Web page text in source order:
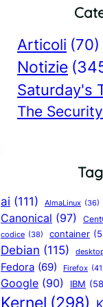
Articoli (70)
Notizie
Saturday's
The
ai (111) AlmaLinux (36)
Canonical (97)
codice (38) container
Debian (115)
Fedora (69) Firefox
Google (90) IBM
Kernel (298)